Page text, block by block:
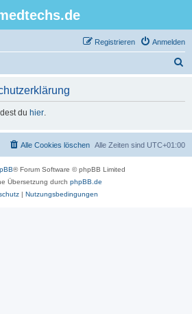
Anmelden
Registrieren
du hier.
Alle Zeiten sind UTC+01:00
Alle Cookies löschen
® Forum Software © phpBB Limited
Übersetzung durch phpBB.de
| Nutzungsbedingungen